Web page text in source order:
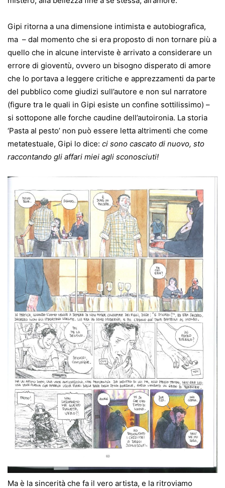
Gipi ritorna a una dimensione intimista e autobiografica,
ma – dal momento che si era proposto di non tornare più a
quello che in alcune interviste è arrivato a considerare un
errore di gioventù, ovvero un bisogno disperato di amore
che lo portava a leggere critiche e apprezzamenti da parte
del pubblico come giudizi sull’autore e non sul narratore
(figure tra le quali in Gipi esiste un confine sottilissimo) –
si sottopone alle forche caudine dell’autoironia. La storia
‘Pasta al pesto’ non può essere letta altrimenti che come
metatestuale, Gipi lo dice: ci sono cascato di nuovo, sto
raccontando gli affari miei agli sconosciuti!
Ma è la sincerità che fa il vero artista, e la ritroviamo